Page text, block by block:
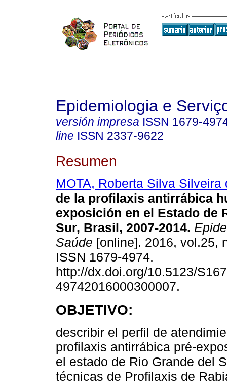
Epidemiologia e
versión impresa ISSN 1679-
line ISSN 2337-9622
Resumen
MOTA, Roberta Silva Silveira
de la profilaxis antirrábica
exposición en el Estado de
Sur, Brasil, 2007-2014.
Saúde [online]. 2016, vol.25,
ISSN 1679-4974.
http://dx.doi.org/10.5123/
49742016000300007.
OBJETIVO:
describir el perfil de
profilaxis antirrábica pré-
el estado de Rio Grande del
técnicas de Profilaxis de